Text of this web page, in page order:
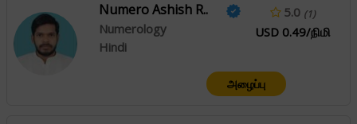
Numero Ashish R..
Numerology
Hindi
5.0 (1)
USD 0.49/நிமி
அழைப்பு